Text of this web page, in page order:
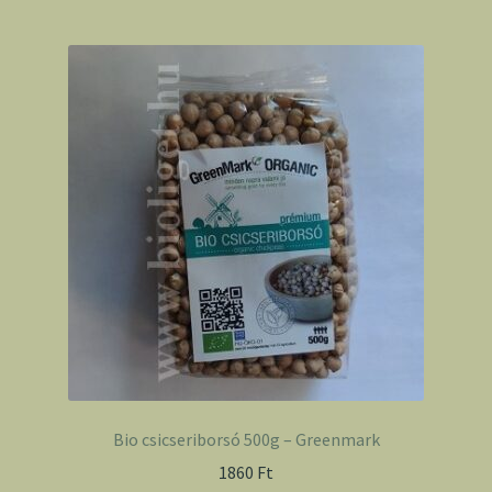
Bio csicseriborsó 500g – Greenmark
1860 Ft